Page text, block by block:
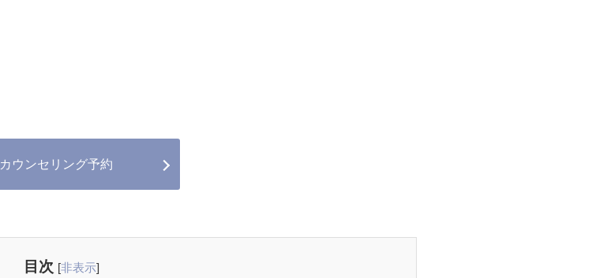
カウンセリング予約
目次 [非表示]